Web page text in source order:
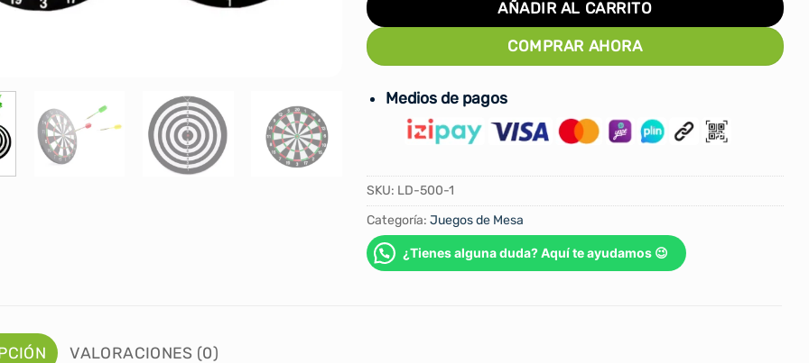
AÑADIR AL CARRITO
COMPRAR AHORA
Medios de pagos
SKU: LD-500-1
Categoría: Juegos de Mesa
¿Tienes alguna duda? Aquí te ayudamos 😉
VALORACIONES (0)